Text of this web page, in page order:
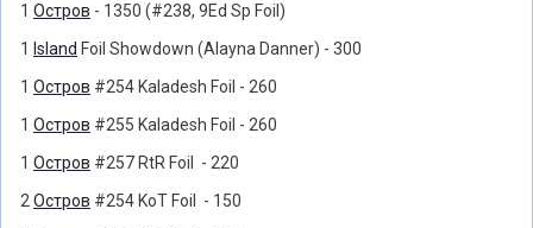
1 Остров - 1350 (#238, 9Ed Sp Foil)
1 Island Foil Showdown (Alayna Danner) - 300
1 Остров #254 Kaladesh Foil - 260
1 Остров #255 Kaladesh Foil - 260
1 Остров #257 RtR Foil - 220
2Остров #254 KoT Foil - 150